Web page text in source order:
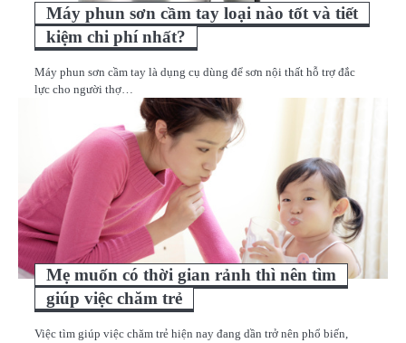
Máy phun sơn cầm tay loại nào tốt và tiết
kiệm chi phí nhất?
Máy phun sơn cầm tay là dụng cụ dùng để sơn nội thất hỗ trợ đắc
lực cho người thợ…
Mẹ muốn có thời gian rảnh thì nên tìm
giúp việc chăm trẻ
Việc tìm giúp việc chăm trẻ hiện nay đang dần trở nên phổ biến,